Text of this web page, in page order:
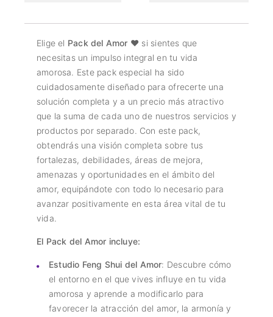
Elige el Pack del Amor ❤️️ si sientes que
necesitas un impulso integral en tu vida
amorosa. Este pack especial ha sido
cuidadosamente diseñado para ofrecerte una
solución completa y a un precio más atractivo
que la suma de cada uno de nuestros servicios y
productos por separado. Con este pack,
obtendrás una visión completa sobre tus
fortalezas, debilidades, áreas de mejora,
amenazas y oportunidades en el ámbito del
amor, equipándote con todo lo necesario para
avanzar positivamente en esta área vital de tu
vida.
El Pack del Amor incluye:
Estudio Feng Shui del Amor: Descubre cómo
el entorno en el que vives influye en tu vida
amorosa y aprende a modificarlo para
favorecer la atracción del amor, la armonía y